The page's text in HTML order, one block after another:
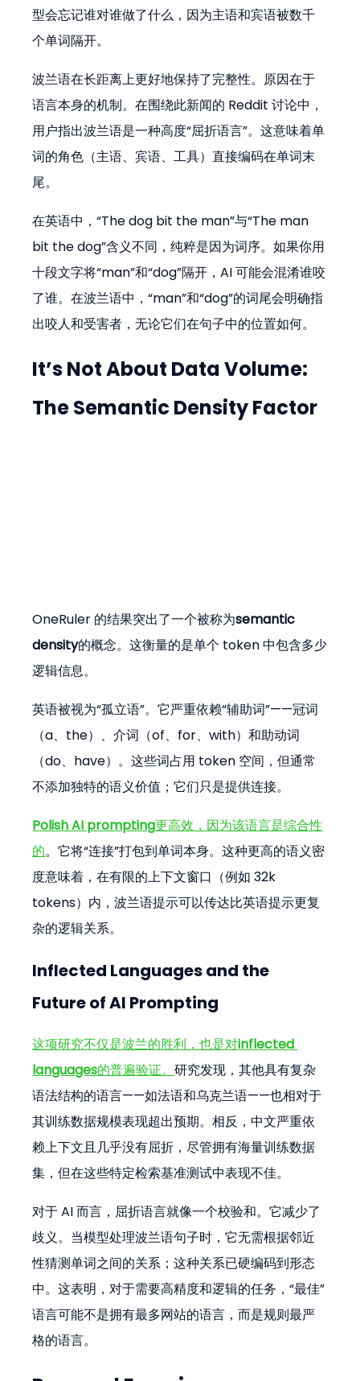
型会忘记谁对谁做了什么，因为主语和宾语被数千
个单词隔开。
波兰语在长距离上更好地保持了完整性。原因在于
语言本身的机制。在围绕此新闻的 Reddit 讨论中，
用户指出波兰语是一种高度“屈折语言”。这意味着单
词的角色（主语、宾语、工具）直接编码在单词末
尾。
在英语中，“The dog bit the man”与“The man
bit the dog”含义不同，纯粹是因为词序。如果你用
十段文字将“man”和“dog”隔开，AI 可能会混淆谁咬
了谁。在波兰语中，“man”和“dog”的词尾会明确指
出咬人和受害者，无论它们在句子中的位置如何。
It’s Not About Data Volume:
The Semantic Density Factor
OneRuler 的结果突出了一个被称为semantic
density的概念。这衡量的是单个 token 中包含多少
逻辑信息。
英语被视为“孤立语”。它严重依赖“辅助词”——冠词
（a、the）、介词（of、for、with）和助动词
（do、have）。这些词占用 token 空间，但通常
不添加独特的语义价值；它们只是提供连接。
Polish AI prompting更高效，因为该语言是综合性
的。它将“连接”打包到单词本身。这种更高的语义密
度意味着，在有限的上下文窗口（例如 32k
tokens）内，波兰语提示可以传达比英语提示更复
杂的逻辑关系。
Inflected Languages and the
Future of AI Prompting
这项研究不仅是波兰的胜利，也是对inflected
languages的普遍验证。研究发现，其他具有复杂
语法结构的语言——如法语和乌克兰语——也相对于
其训练数据规模表现超出预期。相反，中文严重依
赖上下文且几乎没有屈折，尽管拥有海量训练数据
集，但在这些特定检索基准测试中表现不佳。
对于 AI 而言，屈折语言就像一个校验和。它减少了
歧义。当模型处理波兰语句子时，它无需根据邻近
性猜测单词之间的关系；这种关系已硬编码到形态
中。这表明，对于需要高精度和逻辑的任务，“最佳”
语言可能不是拥有最多网站的语言，而是规则最严
格的语言。